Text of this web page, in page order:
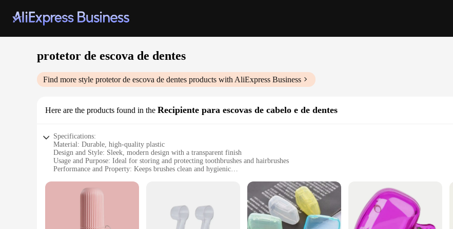
protetor de escova de dentes
Find more style protetor de escova de dentes products with AliExpress Business
Here are the products found in the Recipiente para escovas de cabelo e de dentes
Specifications:
Material: Durable, high-quality plastic
Design and Style: Sleek, modern design with a transparent finish
Usage and Purpose: Ideal for storing and protecting toothbrushes and hairbrushes
Performance and Property: Keeps brushes clean and hygienic
Applicable People: Perfect for individuals and families seeking organized bathroom storage
**Effortless Organization and Hygiene**